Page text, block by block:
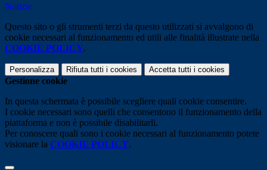
Notizie
Questo sito o gli strumenti terzi da questo utilizzati si avvalgono di
cookie necessari al funzionamento ed utili alle finalità illustrate nella
COOKIE POLICY.
Personalizza Rifiuta tutti i cookies Accetta tutti i cookies
Gestione cookie
In questa schermata è possibile scegliere quali cookie consentire.
I cookie necessari sono quelli che consentono il funzionamento della
piattaforma e non è possibile disabilitarli.
Per conoscere quali sono i cookie necessari al funzionamento potete
visionare la COOKIE POLICY.